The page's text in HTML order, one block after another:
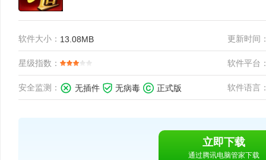
软件大小： 13.08MB 更新时间
星级指数： 软件平台
安全监测： 无插件 无病毒 正式版 软件语言
立即下载
通过腾讯电脑管家下载